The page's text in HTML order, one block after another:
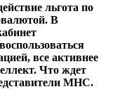
льгота по
В
все активнее
Что ждет
МНС.